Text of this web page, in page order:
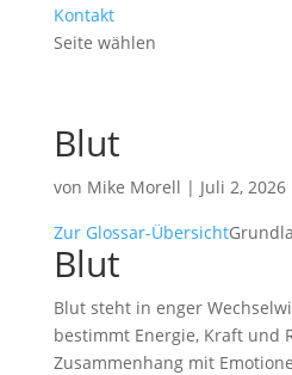
Kontakt
Seite wählen
Blut
von Mike Morell | Juli 2, 2026
Zur Glossar-Übersicht
Blut
Blut steht in enger
bestimmt Energie, Kraft und
Zusammenhang mit